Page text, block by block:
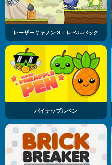
レーザーキャノン３：レベルパック
パイナップルペン